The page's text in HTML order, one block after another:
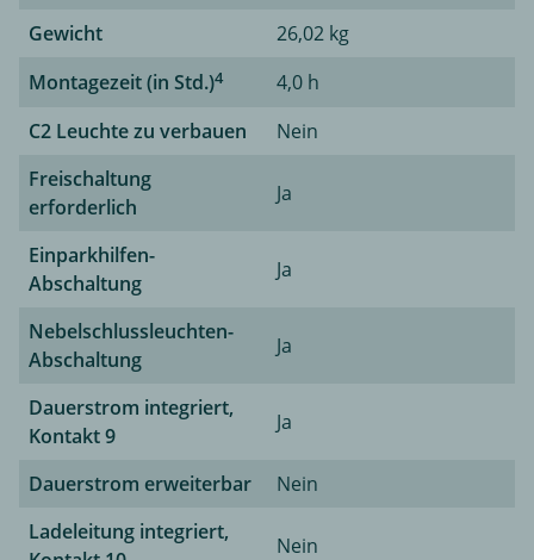
Gewicht
26,02 kg
Montagezeit (in Std.)4
4,0 h
C2 Leuchte zu verbauen
Nein
Freischaltung
erforderlich
Ja
Einparkhilfen-
Abschaltung
Ja
Nebelschlussleuchten-
Abschaltung
Ja
Dauerstrom integriert,
Kontakt 9
Ja
Dauerstrom erweiterbar
Nein
Ladeleitung integriert,
Nein